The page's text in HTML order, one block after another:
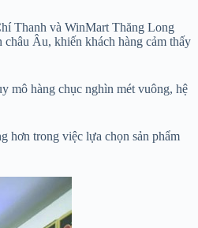
Thanh và WinMart Thăng Long
Âu, khiến khách hàng cảm thấy
mô hàng chục nghìn mét vuông, hệ
hơn trong việc lựa chọn sản phẩm